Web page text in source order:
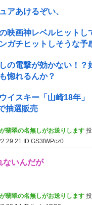
アあけるぞい、
映画神レベルヒットし
ガチヒットしそうな予
の電撃が効かない！
惚れるんか？
イスキー「山崎18年」
抽選販売
翡翠の名無しがお送りします
ID:GS3fWPcz0
ないんだが
翡翠の名無しがお送りします